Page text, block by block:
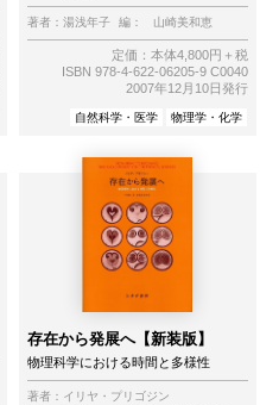
著者： 湯浅年子 編： 山崎美和恵
定価：本体4,800円＋税
ISBN 978-4-622-06205-9 C0040
2007年12月10日発行
自然科学・医学 物理学・化学
存在から発展へ【新装版】
物理科学における時間と多様性
著者： イリヤ・プリゴジン